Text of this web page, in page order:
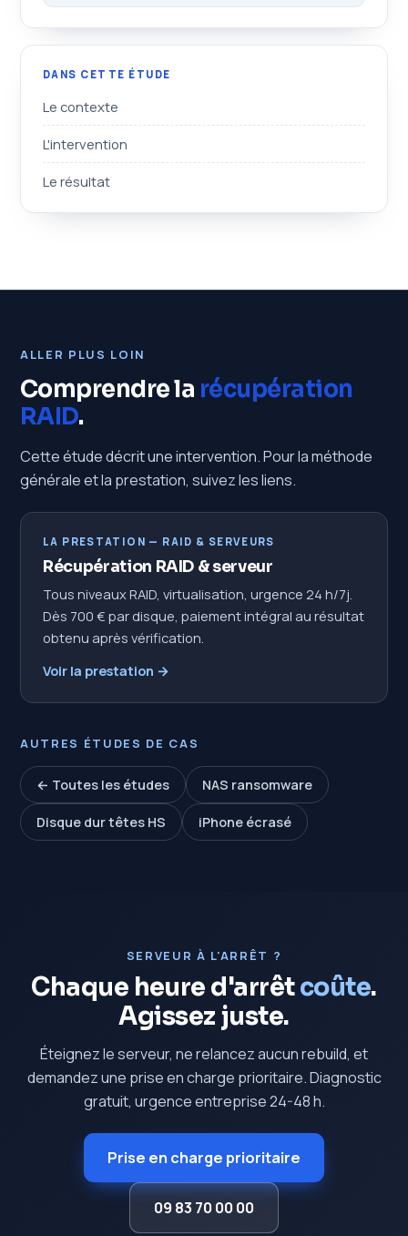
DANS CETTE ÉTUDE
Le contexte
L'intervention
Le résultat
ALLER PLUS LOIN
Comprendre la récupération
RAID.
Cette étude décrit une intervention. Pour la méthode
générale et la prestation, suivez les liens.
LA PRESTATION — RAID & SERVEURS
Récupération RAID & serveur
Tous niveaux RAID, virtualisation, urgence 24 h/7j.
Dès 700 € par disque, paiement intégral au résultat
obtenu après vérification.
Voir la prestation →
AUTRES ÉTUDES DE CAS
← Toutes les études NAS ransomware
Disque dur têtes HS iPhone écrasé
SERVEUR À L'ARRÊT ?
Chaque heure d'arrêtcoûte.
Agissez juste.
Éteignez le serveur, ne relancez aucun rebuild, et
demandez une prise en charge prioritaire. Diagnostic
gratuit, urgence entreprise 24-48 h.
Prise en charge prioritaire
09 83 70 00 00